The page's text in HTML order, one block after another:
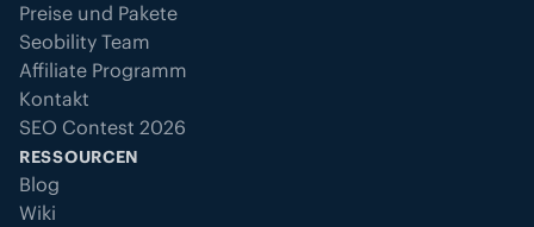
Preise und Pakete
Seobility Team
Affiliate Programm
Kontakt
SEO Contest 2026
RESSOURCEN
Blog
Wiki